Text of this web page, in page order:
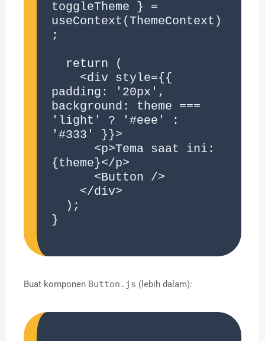
toggleTheme } =
useContext(ThemeContext)
;
padding: '20px',
background: theme ===
'light' ? '#eee' :
'#333' }}>
{theme}</p>
}
Buat komponen Button.js (lebih dalam):